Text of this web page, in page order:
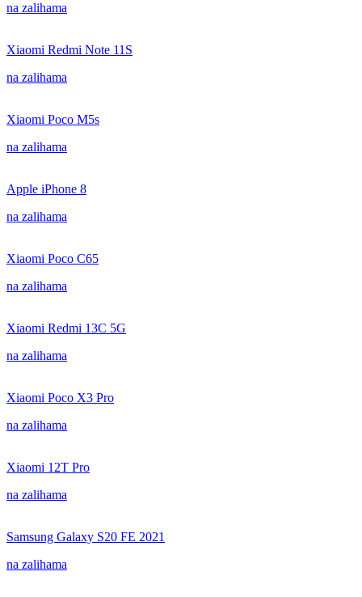
na zalihama
Xiaomi Redmi Note 11S
na zalihama
Xiaomi Poco M5s
na zalihama
Apple iPhone 8
na zalihama
Xiaomi Poco C65
na zalihama
Xiaomi Redmi 13C 5G
na zalihama
Xiaomi Poco X3 Pro
na zalihama
Xiaomi 12T Pro
na zalihama
Samsung Galaxy S20 FE 2021
na zalihama